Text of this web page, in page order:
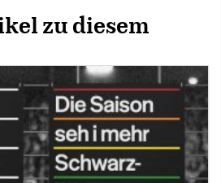
zu diesem